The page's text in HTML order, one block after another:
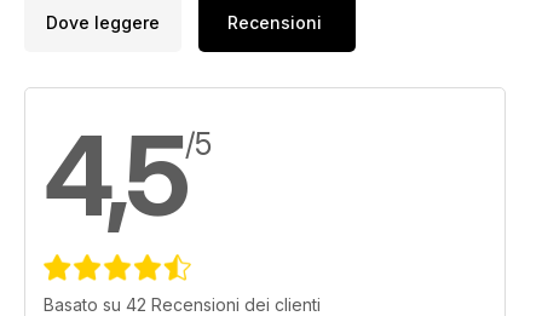
Dove leggere Recensioni
4,5/5
Basato su 42 Recensioni dei clienti